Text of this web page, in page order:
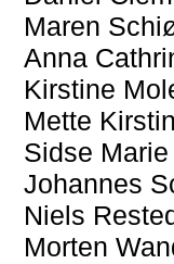
Maren
Anna
Kirstine
Mette
Sidse
Johannes
Niels
Morten